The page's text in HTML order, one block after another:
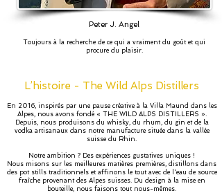
Peter J. Angel
Toujours à la recherche de ce qui a vraiment du goût et qui
procure du plaisir.
L’ histoire - The Wild Alps Distillers
En 2016, inspirés par une pause créative à la Villa Maund dans les
Alpes, nous avons fondé « THE WILD ALPS DISTILLERS ».
Depuis, nous produisons du whisky, du rhum, du gin et de la
vodka artisanaux dans notre manufacture située dans la vallée
suisse du Rhin.
Notre ambition ? Des expériences gustatives uniques !
Nous misons sur les meilleures matières premières, distillons dans
des pot stills traditionnels et affinons le tout avec de l'eau de source
fraîche provenant des Alpes suisses. Du design à la mise en
bouteille, nous faisons tout nous-mêmes.